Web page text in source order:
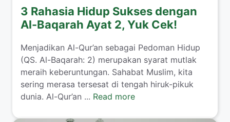
3 Rahasia Hidup Sukses dengan
Al-Baqarah Ayat 2, Yuk Cek!
Menjadikan Al-Qur’an sebagai Pedoman Hidup
(QS. Al-Baqarah: 2) merupakan syarat mutlak
meraih keberuntungan. Sahabat Muslim, kita
sering merasa tersesat di tengah hiruk-pikuk
dunia. Al-Qur’an ... Read more